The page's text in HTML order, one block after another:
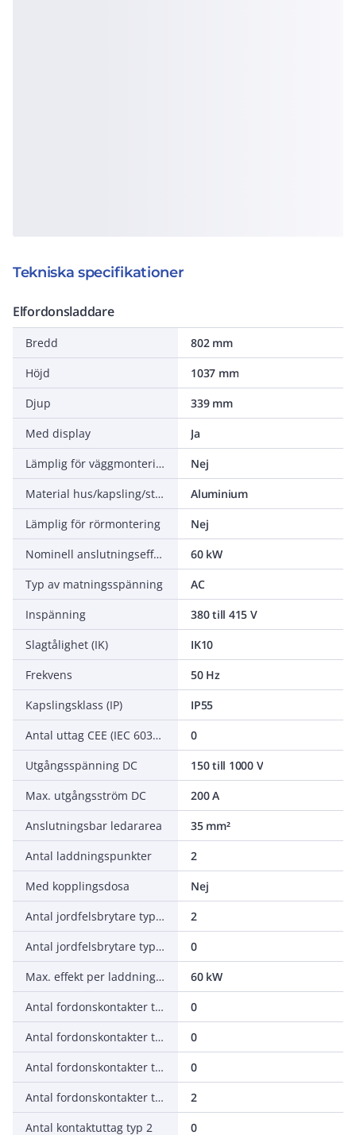
Tekniska specifikationer
Elfordonsladdare
Bredd
802 mm
Höjd
1037 mm
Djup
339 mm
Med display
Ja
Lämplig för väggmontering
Nej
Material hus/kapsling/stomme
Aluminium
Lämplig för rörmontering
Nej
Nominell anslutningseffekt
60 kW
Typ av matningsspänning
AC
Inspänning
380 till 415 V
Slagtålighet (IK)
IK10
Frekvens
50 Hz
Kapslingsklass (IP)
IP55
Antal uttag CEE (IEC 60309)
0
Utgångsspänning DC
150 till 1000 V
Max. utgångsström DC
200 A
Anslutningsbar ledararea
35 mm²
Antal laddningspunkter
2
Med kopplingsdosa
Nej
Antal jordfelsbrytare typ A
2
Antal jordfelsbrytare typ B
0
Max. effekt per laddningspunkt
60 kW
Antal fordonskontakter typ 1
0
Antal fordonskontakter typ 1 CCS
0
Antal fordonskontakter typ 2
0
Antal fordonskontakter typ 2 CCS
2
Antal kontaktuttag typ 2
0